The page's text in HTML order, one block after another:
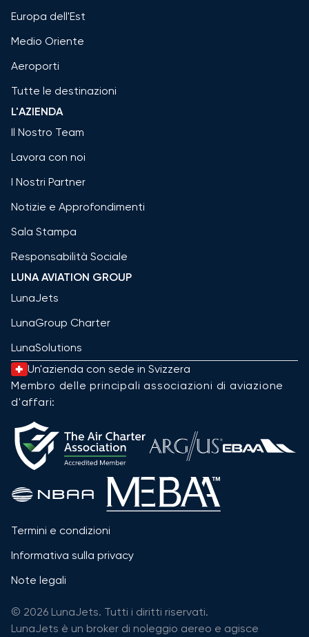
Europa dell'Est
Medio Oriente
Aeroporti
Tutte le destinazioni
L'AZIENDA
Il Nostro Team
Lavora con noi
I Nostri Partner
Notizie e Approfondimenti
Sala Stampa
Responsabilità Sociale
LUNA AVIATION GROUP
LunaJets
LunaGroup Charter
LunaSolutions
Un'azienda con sede in Svizzera
Membro delle principali associazioni di aviazione
d'affari:
Termini e condizioni
Informativa sulla privacy
Note legali
© 2026 LunaJets. Tutti i diritti riservati.
LunaJets è un broker di noleggio aereo e agisce